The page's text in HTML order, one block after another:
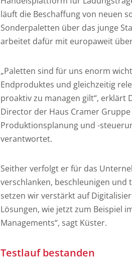
läuft die Beschaffung von neuen
Sonderpaletten über das junge
arbeitet dafür mit europaweit
„Paletten sind für uns enorm
Endproduktes und gleichzeitig
proaktiv zu managen gilt“, erklärt
Director der Haus Cramer
Produktionsplanung und -
verantwortet.
Seither verfolgt er für das
verschlanken, beschleunigen und
setzen wir verstärkt auf
Lösungen, wie jetzt zum Beispiel
Managements“, sagt Küster.
Testlauf bestanden